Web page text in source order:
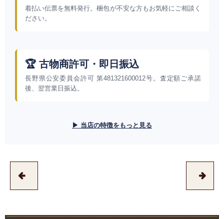
着払い伝票を無料発行。梱包が不安な方もお気軽にご相談く
ださい。
🏆 古物商許可・即日振込
長野県公安委員会許可 第481321600012号。査定額ご承諾
後、翌営業日振込。
▶ 当店の特徴をもっと見る